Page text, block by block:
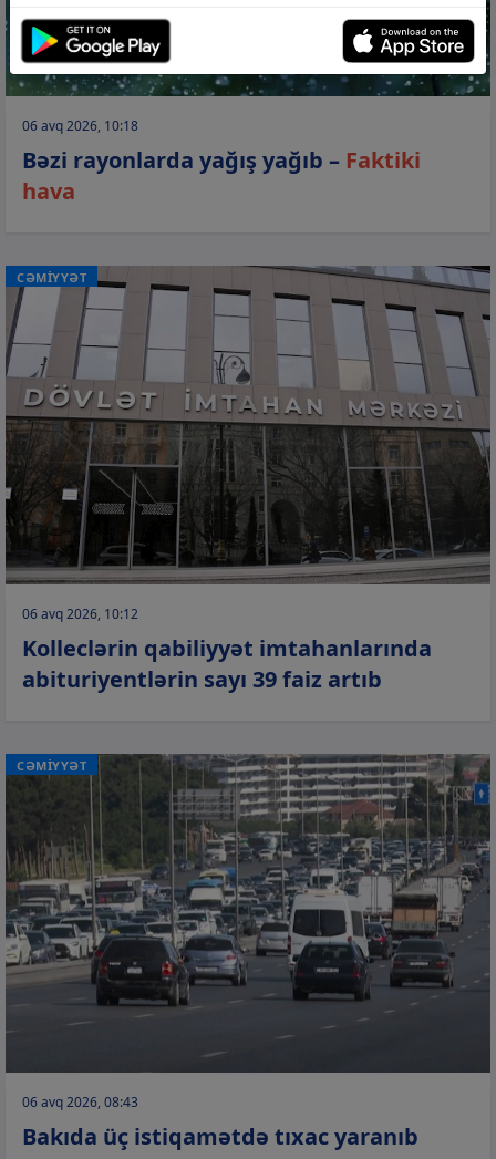
06 avq 2026, 10:18
Bəzi rayonlarda yağış yağıb – Faktiki
hava
CƏMİYYƏT
06 avq 2026, 10:12
Kolleclərin qabiliyyət imtahanlarında
abituriyentlərin sayı 39 faiz artıb
CƏMİYYƏT
06 avq 2026, 08:43
Bakıda üç istiqamətdə tıxac yaranıb